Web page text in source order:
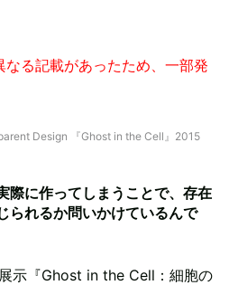
る記載があったため、一部発
Design 『Ghost in the Cell』2015
際に作ってしまうことで、存在
られるか問いかけているんで
示『Ghost in the Cell：細胞の